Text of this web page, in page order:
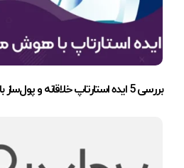
بررسی 5 ایده استارتاپ خلاقانه و پول‌ساز با هوش مصنوعی